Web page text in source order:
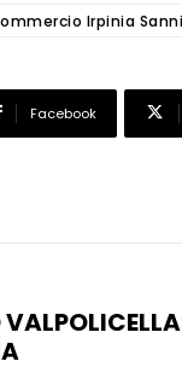
Irpinia
Facebook